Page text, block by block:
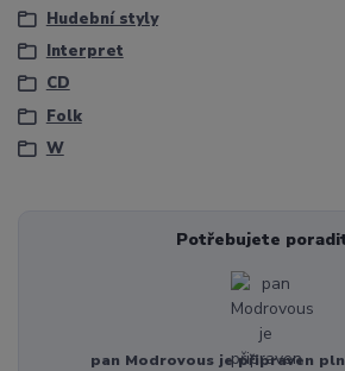
Hudební styly
Interpret
CD
Folk
W
Potřebujete
pan Modrovous je připraven